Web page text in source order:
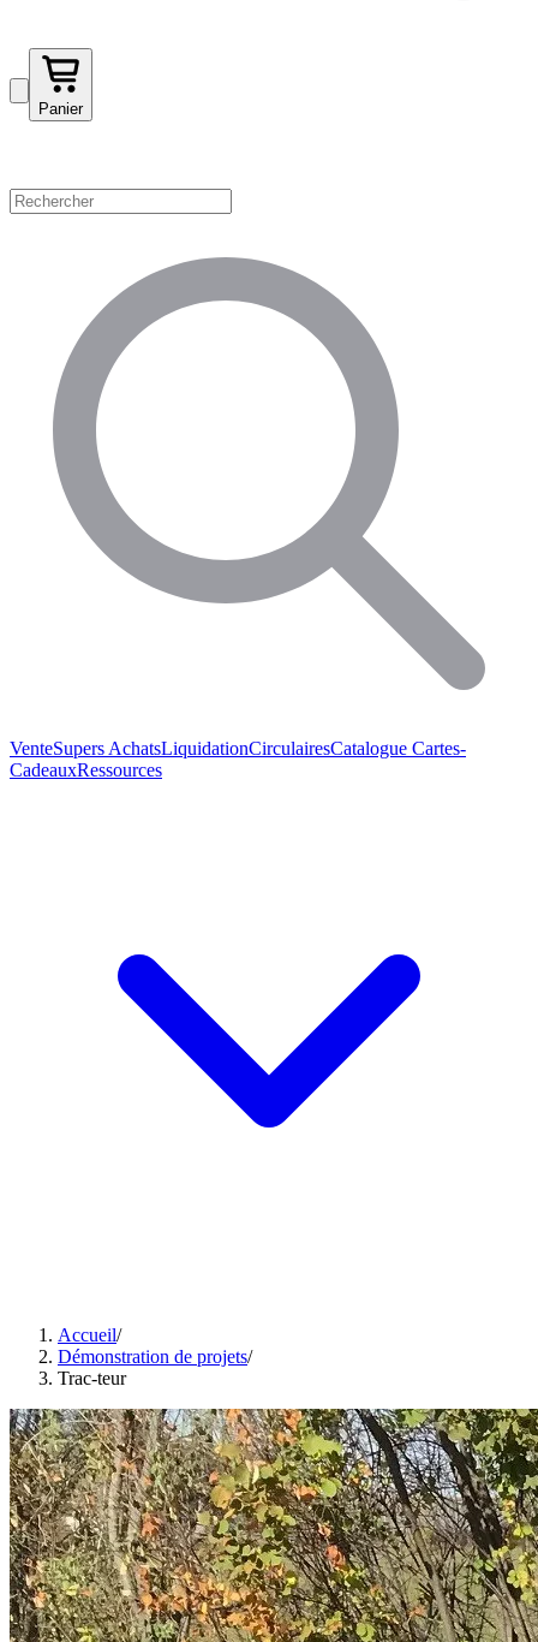
Panier
VenteSupers AchatsLiquidationCirculairesCatalogue Cartes-
CadeauxRessources
Accueil/
Démonstration de projets/
Trac-teur